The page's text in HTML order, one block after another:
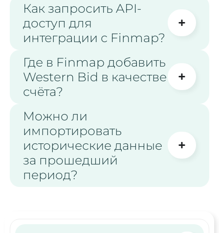
Как запросить API-
доступ для
интеграции с Finmap?
Где в Finmap добавить
Western Bid в качестве
счёта?
Можно ли
импортировать
исторические данные
за прошедший
период?